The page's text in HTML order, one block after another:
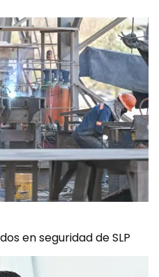
en seguridad de SLP